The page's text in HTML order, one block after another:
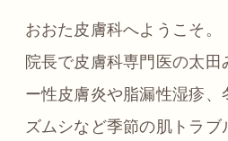
おおた皮膚科へようこそ。
院長で皮膚科専門医の太
ー性皮膚炎や脂漏性湿疹、
ズムシなど季節の肌トラブ